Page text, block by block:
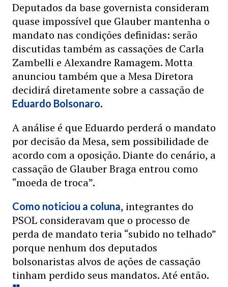
Deputados da base governista consideram
quase impossível que Glauber mantenha o
mandato nas condições definidas: serão
discutidas também as cassações de Carla
Zambelli e Alexandre Ramagem. Motta
anunciou também que a Mesa Diretora
decidirá diretamente sobre a cassação de
Eduardo Bolsonaro.
A análise é que Eduardo perderá o mandato
por decisão da Mesa, sem possibilidade de
acordo com a oposição. Diante do cenário, a
cassação de Glauber Braga entrou como
“moeda de troca”.
Como noticiou a coluna, integrantes do
PSOL consideravam que o processo de
perda de mandato teria “subido no telhado”
porque nenhum dos deputados
bolsonaristas alvos de ações de cassação
tinham perdido seus mandatos. Até então.